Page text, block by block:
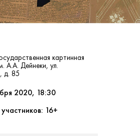
картинная
А.А. Дейнеки, ул.
д. 85
2020, 18:30
16+